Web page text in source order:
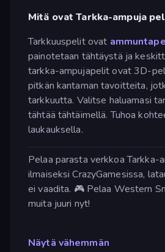
Mitä ovat Tarkka-ampuja
Tarkkuuspelit ovat
painotetaan tähtäystä ja
tarkka-ampujapelit ovat 3D-
pitkän kantaman tavoitteita,
tarkkuutta. Valitse haluamasi
tähtää tähtäimellä. Tuhoa
laukauksella.
Pelaa parasta verkkoa Tarkka-
ilmaiseksi CrazyGamesissa,
ei vaadita. 🎮 Pelaa Western
muita juuri nyt!
Näytä vähemmän